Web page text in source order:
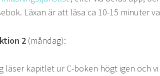
Läxan är att läsa ca 10-15 minuter
2 (måndag):
läser kapitlet ur C-boken högt igen och